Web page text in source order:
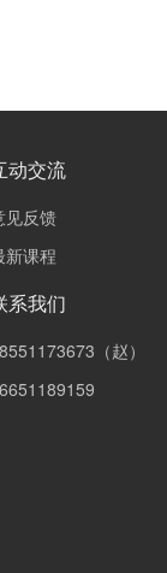
动交流
见反馈
新课程
系我们
（赵）